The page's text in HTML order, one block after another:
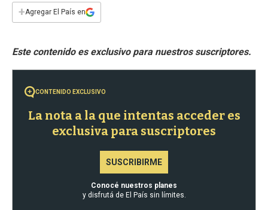
e
b
k
s
p
t
n
i
l
+Agregar El País en
CONTENIDO EXCLUSIVO
La nota a la que intentas acceder es
exclusiva para suscriptores
SUSCRIBIRME
Conocé nuestros planes
y disfrutá de El País sin límites.